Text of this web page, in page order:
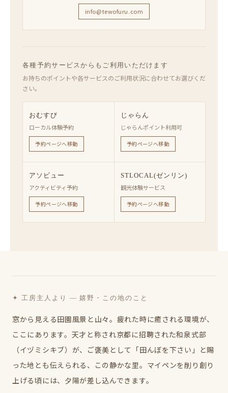
info@tewofuru.com
各種予約サービスからもご利用いただけます
お持ちのポイントや各サービスのご利用状況に合わせてお選びくだ
さい。
おむすび
ローカル体験予約
予約ページへ移動
じゃらん
じゃらんポイント利用可
予約ページへ移動
アソビュー
アクティビティ予約
予約ページへ移動
STLOCAL(ゼンリン)
観光体験サービス
予約ページへ移動
✦ 工房主人より — 嬉野・この地のこと
窓から見える田園風景と山々。疲れた時に癒される環境が、
ここにあります。天才と称され京都に招聘された和泉式部
（イヅミシキブ）が、ご褒美として「田んぼを下さい」と賜
った地とも伝えられる、この静かな里。マイペンを削り創り
上げる頃には、夕陽が差し込んできます。